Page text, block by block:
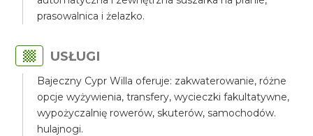
prasowalnica i żelazko.
USŁUGI
Bajeczny Cypr Willa oferuje: zakwaterowanie, różne
opcje wyżywienia, transfery, wycieczki fakultatywne,
wypożyczalnię rowerów, skuterów, samochodów.
hulajnogi.